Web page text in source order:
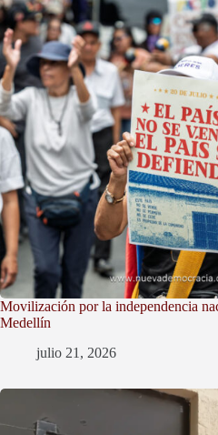
Movilización por la independencia
Medellín
julio 21, 2026